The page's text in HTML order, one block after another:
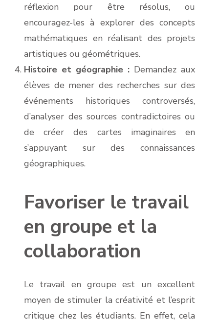
réflexion pour être résolus, ou
encouragez-les à explorer des concepts
mathématiques en réalisant des projets
artistiques ou géométriques.
Histoire et géographie : Demandez aux
élèves de mener des recherches sur des
événements historiques controversés,
d’analyser des sources contradictoires ou
de créer des cartes imaginaires en
s’appuyant sur des connaissances
géographiques.
Favoriser le travail
en groupe et la
collaboration
Le travail en groupe est un excellent
moyen de stimuler la créativité et l’esprit
critique chez les étudiants. En effet, cela